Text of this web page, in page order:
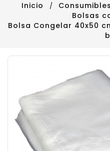
Inicio Consumibles
Bolsas
Bolsa Congelar 40x50